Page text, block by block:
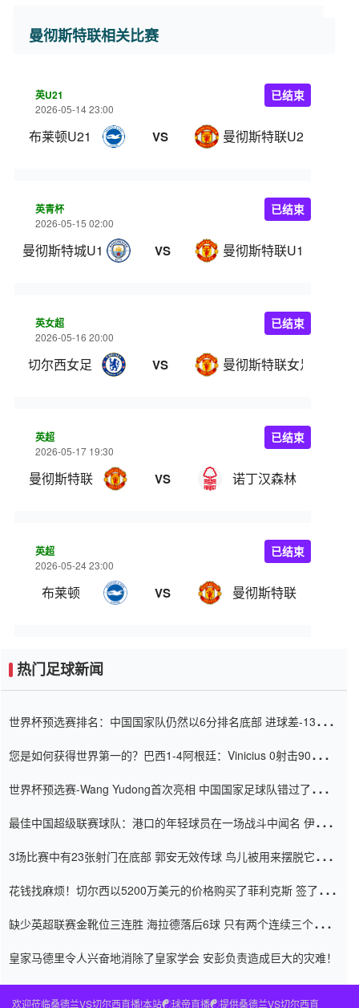
曼彻斯特联相关比赛
英U21
2026-05-14 23:00
布莱顿U21 VS 曼彻斯特联U21
已结束
英青杯
2026-05-15 02:00
曼彻斯特城U18 VS 曼彻斯特联U18
已结束
英女超
2026-05-16 20:00
切尔西女足 VS 曼彻斯特联女足
已结束
英超
2026-05-17 19:30
曼彻斯特联 VS 诺丁汉森林
已结束
英超
2026-05-24 23:00
布莱顿 VS 曼彻斯特联
已结束
热门足球新闻
世界杯预选赛排名：中国国家队仍然以6分排名底部 进球差-13令人
您是如何获得世界第一的？巴西1-4阿根廷：Vinicius 0射击90分钟
世界杯预选赛-Wang Yudong首次亮相 中国国家足球队错过了世界
最佳中国超级联赛球队：港口的年轻球员在一场战斗中闻名 伊万放
3场比赛中有23张射门在底部 郭安无效传球 鸟儿被用来摆脱它
花钱找麻烦！切尔西以5200万美元的价格购买了菲利克斯 签了7年
缺少英超联赛金靴位三连胜 海拉德落后6球 只有两个连续三个连续
皇家马德里令人兴奋地消除了皇家学会 安彭负责造成巨大的灾难！
欢迎莅临桑德兰VS切尔西直播!本站☯球帝直播☯提供桑德兰VS切尔西直